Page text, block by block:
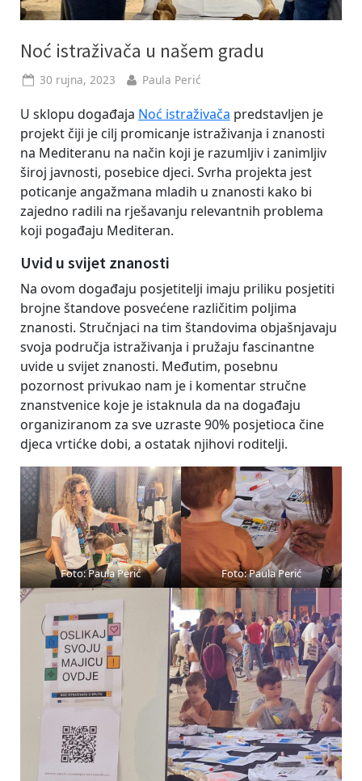
Noć istraživača u našem gradu
Posted
30 rujna, 2023 By
Paula Perić
U sklopu događaja Noć istraživača predstavljen je
projekt čiji je cilj promicanje istraživanja i znanosti
na Mediteranu na način koji je razumljiv i zanimljiv
široj javnosti, posebice djeci. Svrha projekta jest
poticanje angažmana mladih u znanosti kako bi
zajedno radili na rješavanju relevantnih problema
koji pogađaju Mediteran.
Uvid u svijet znanosti
Na ovom događaju posjetitelji imaju priliku posjetiti
brojne štandove posvećene različitim poljima
znanosti. Stručnjaci na tim štandovima objašnjavaju
svoja područja istraživanja i pružaju fascinantne
uvide u svijet znanosti. Međutim, posebnu
pozornost privukao nam je i komentar stručne
znanstvenice koje je istaknula da na događaju
organiziranom za sve uzraste 90% posjetioca čine
djeca vrtićke dobi, a ostatak njihovi roditelji.
Foto: Paula Perić Foto: Paula Perić